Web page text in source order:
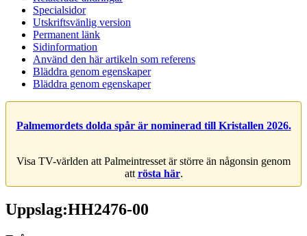
Specialsidor
Utskriftsvänlig version
Permanent länk
Sidinformation
Använd den här artikeln som referens
Bläddra genom egenskaper
Bläddra genom egenskaper
Palmemordets dolda spår är nominerad till Kristallen 2026.
Visa TV-världen att Palmeintresset är större än någonsin genom
att rösta här.
Uppslag:HH2476-00